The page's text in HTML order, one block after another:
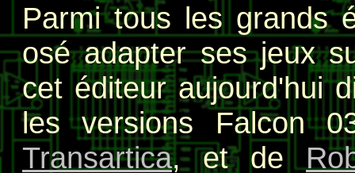
Parmi tous les grands
osé adapter ses jeux
cet éditeur aujourd'hui
les versions Falcon
Transartica, et de